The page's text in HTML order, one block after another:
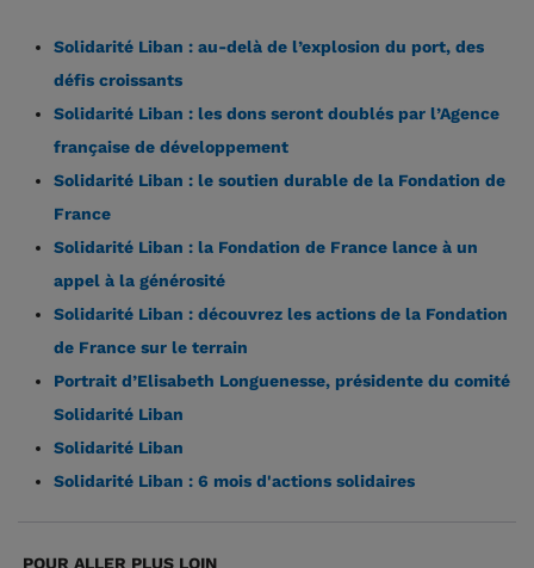
Solidarité Liban : au-delà de l’explosion du port, des
défis croissants
Solidarité Liban : les dons seront doublés par l’Agence
française de développement
Solidarité Liban : le soutien durable de la Fondation de
France
Solidarité Liban : la Fondation de France lance à un
appel à la générosité
Solidarité Liban : découvrez les actions de la Fondation
de France sur le terrain
Portrait d’Elisabeth Longuenesse, présidente du comité
Solidarité Liban
Solidarité Liban
Solidarité Liban : 6 mois d'actions solidaires
POUR ALLER PLUS LOIN